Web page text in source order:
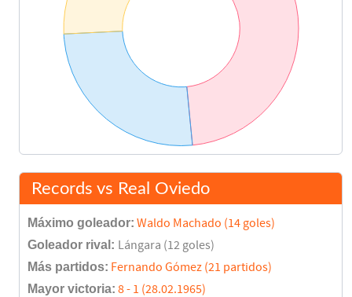
Records vs Real Oviedo
Máximo goleador: Waldo Machado (14 goles)
Goleador rival: Lángara (12 goles)
Más partidos: Fernando Gómez (21 partidos)
Mayor victoria: 8 - 1 (28.02.1965)